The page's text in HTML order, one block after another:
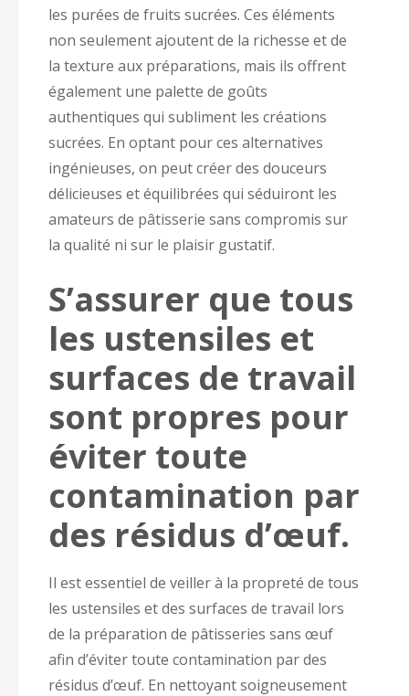
les purées de fruits sucrées. Ces éléments
non seulement ajoutent de la richesse et de
la texture aux préparations, mais ils offrent
également une palette de goûts
authentiques qui subliment les créations
sucrées. En optant pour ces alternatives
ingénieuses, on peut créer des douceurs
délicieuses et équilibrées qui séduiront les
amateurs de pâtisserie sans compromis sur
la qualité ni sur le plaisir gustatif.
S’assurer que tous
les ustensiles et
surfaces de travail
sont propres pour
éviter toute
contamination par
des résidus d’œuf.
Il est essentiel de veiller à la propreté de tous
les ustensiles et des surfaces de travail lors
de la préparation de pâtisseries sans œuf
afin d’éviter toute contamination par des
résidus d’œuf. En nettoyant soigneusement